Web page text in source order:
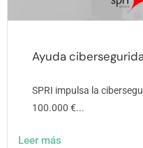
Ayuda
SPRI impulsa la
100.000 €...
Leer más